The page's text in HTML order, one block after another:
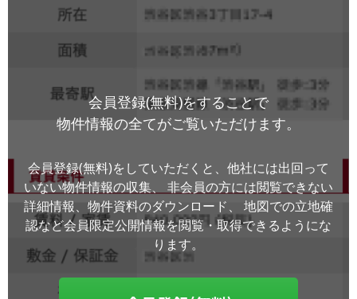
会員登録(無料)をすることで
物件情報の全てがご覧いただけます。
会員登録(無料)をしていただくと、他社には出回って
いない物件情報の収集、
非会員の方には閲覧できない
詳細情報、物件資料のダウンロード、
地図での立地確
認など会員限定公開情報を閲覧・取得できるようにな
ります。